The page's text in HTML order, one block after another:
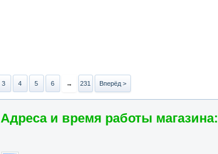
3 4 5 6 → 231 Вперёд >
Адреса и время работы магазина: